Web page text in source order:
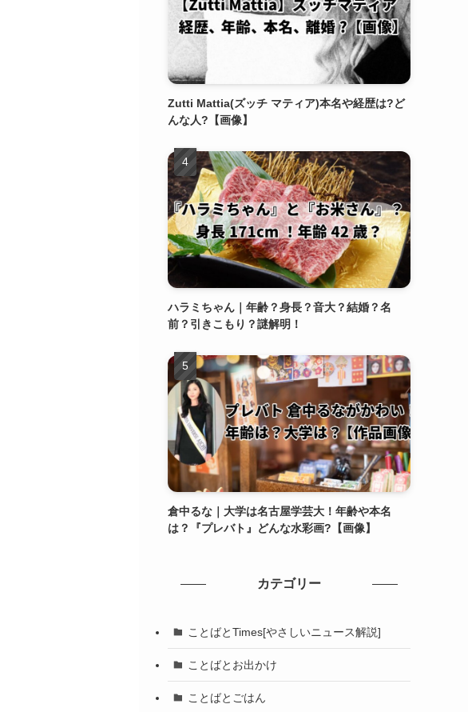
Zutti Mattia(ズッチ マティア)本名や経歴は?ど
んな人?【画像】
ハラミちゃん｜年齢？身長？音大？結婚？名
前？引きこもり？謎解明！
倉中るな｜大学は名古屋学芸大！年齢や本名
は？『プレバト』どんな水彩画?【画像】
カテゴリー
ことばとTimes[やさしいニュース解説]
ことばとお出かけ
ことばとごはん